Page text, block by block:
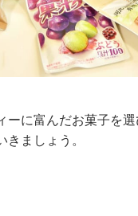
ーに富んだお菓子を
ましょう。